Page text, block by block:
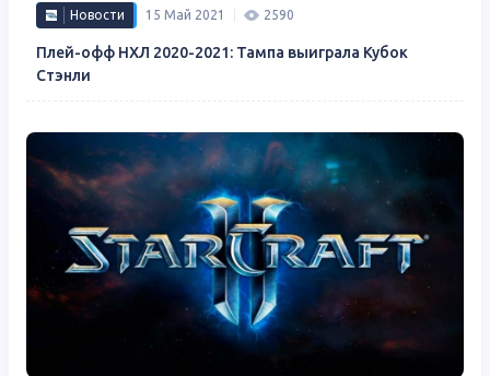
Новости 15 Май 2021 2590
Плей-офф НХЛ 2020-2021: Тампа выиграла Кубок
Стэнли